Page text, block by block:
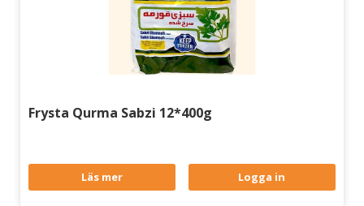
Frysta Qurma Sabzi 12*400g
Läs mer Logga in